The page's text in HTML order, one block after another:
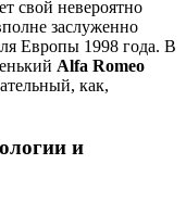
свой невероятно
заслуженно
Европы 1998 года. В
Alfa Romeo
как,
и